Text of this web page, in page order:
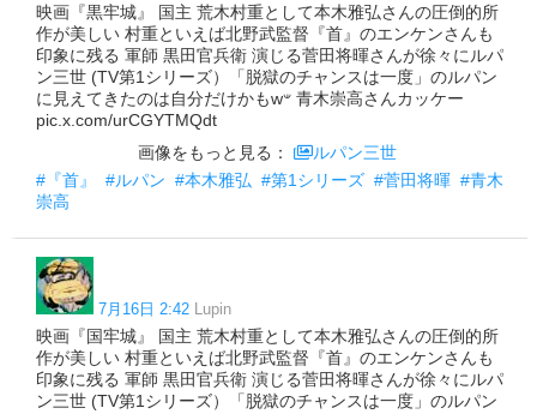
映画『黒牢城』 国主 荒木村重として本木雅弘さんの圧倒的所
作が美しい 村重といえば北野武監督『首』のエンケンさんも
印象に残る 軍師 黒田官兵衛 演じる菅田将暉さんが徐々にルパ
ン三世 (TV第1シリーズ）「脱獄のチャンスは一度」のルパン
に見えてきたのは自分だけかもw𐤔 青木崇高さんカッケー
pic.x.com/urCGYTMQdt
画像をもっと見る：
ルパン三世
#『首』
#ルパン #本木雅弘 #第1シリーズ #菅田将暉 #青木
崇高
7月16日 2:42 Lupin
映画『国牢城』 国主 荒木村重として本木雅弘さんの圧倒的所
作が美しい 村重といえば北野武監督『首』のエンケンさんも
印象に残る 軍師 黒田官兵衛 演じる菅田将暉さんが徐々にルパ
ン三世 (TV第1シリーズ）「脱獄のチャンスは一度」のルパン